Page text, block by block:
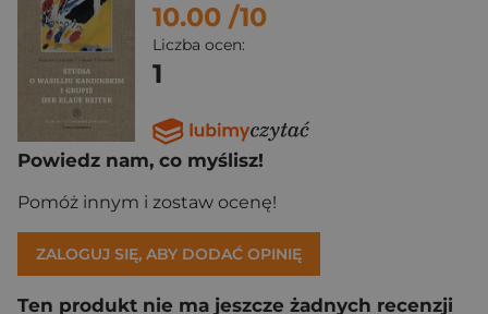
10.00 /10
Liczba ocen:
1
Powiedz nam, co myślisz!
Pomóż innym i zostaw ocenę!
ZALOGUJ SIĘ, ABY DODAĆ OPINIĘ
Ten produkt nie ma jeszcze żadnych recenzji